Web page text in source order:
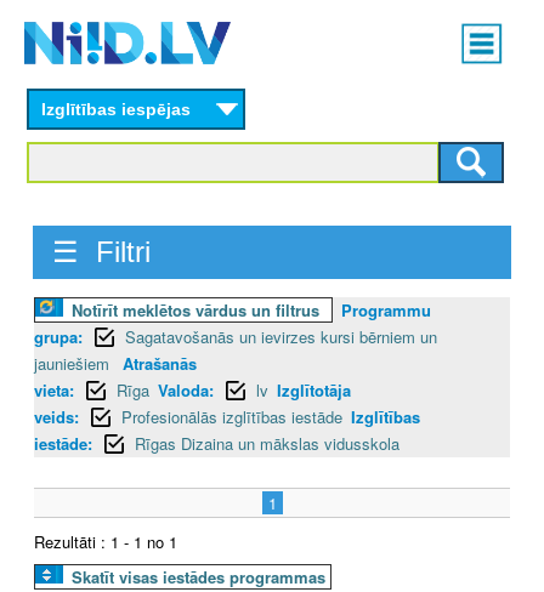
content
Main
menu
Izglītības iespējas
☰ Filtri
Notīrīt meklētos vārdus un filtrus
Programmu
grupa:
Sagatavošanās un ievirzes kursi bērniem un
jauniešiem
Atrašanās
vieta:
Rīga Valoda: lv Izglītotāja
veids:
Profesionālās izglītības iestāde Izglītības
iestāde:
Rīgas Dizaina un mākslas vidusskola
1
Rezultāti : 1 - 1 no 1
Skatīt visas iestādes programmas